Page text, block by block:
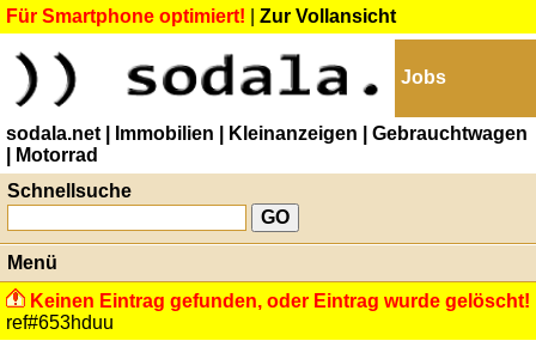
Für Smartphone optimiert! Zur Vollansicht
Jobs
sodala.net | Immobilien | Kleinanzeigen
| Gebrauchtwagen
| Motorrad
Schnellsuche
Menü
Keinen Eintrag gefunden, oder Eintrag wurde gelöscht!
ref#653hduu